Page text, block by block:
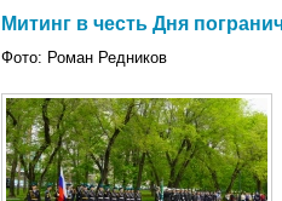
Митинг в честь Дня
Фото: Роман Редников